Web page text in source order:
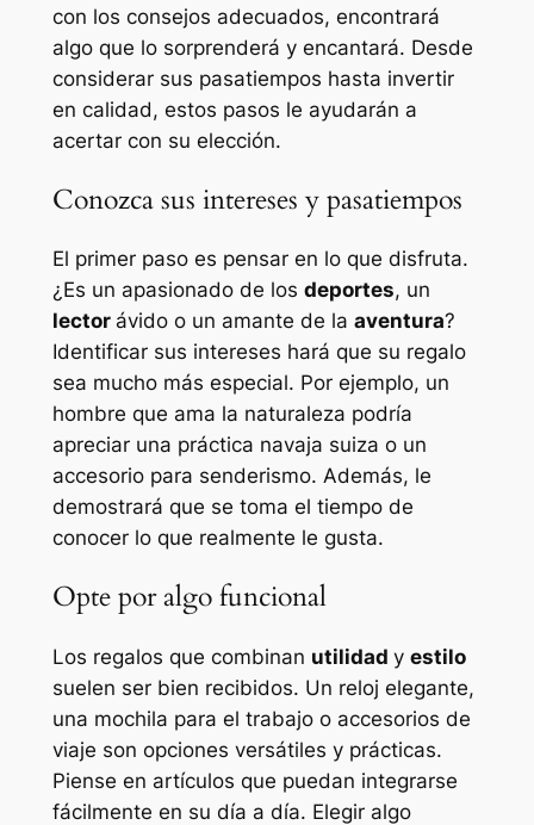
con los consejos adecuados, encontrará
algo que lo sorprenderá y encantará. Desde
considerar sus pasatiempos hasta invertir
en calidad, estos pasos le ayudarán a
acertar con su elección.
Conozca sus intereses y pasatiempos
El primer paso es pensar en lo que disfruta.
¿Es un apasionado de los deportes, un
lector ávido o un amante de la aventura?
Identificar sus intereses hará que su regalo
sea mucho más especial. Por ejemplo, un
hombre que ama la naturaleza podría
apreciar una práctica navaja suiza o un
accesorio para senderismo. Además, le
demostrará que se toma el tiempo de
conocer lo que realmente le gusta.
Opte por algo funcional
Los regalos que combinan utilidad y estilo
suelen ser bien recibidos. Un reloj elegante,
una mochila para el trabajo o accesorios de
viaje son opciones versátiles y prácticas.
Piense en artículos que puedan integrarse
fácilmente en su día a día. Elegir algo